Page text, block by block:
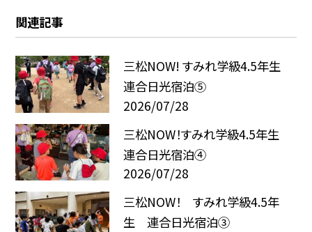
関連記事
三松NOW! すみれ学級4.5年生
連合日光宿泊⑤
2026/07/28
三松NOW！すみれ学級4.5年生
連合日光宿泊④
2026/07/28
三松NOW！ すみれ学級4.5年
生 連合日光宿泊③